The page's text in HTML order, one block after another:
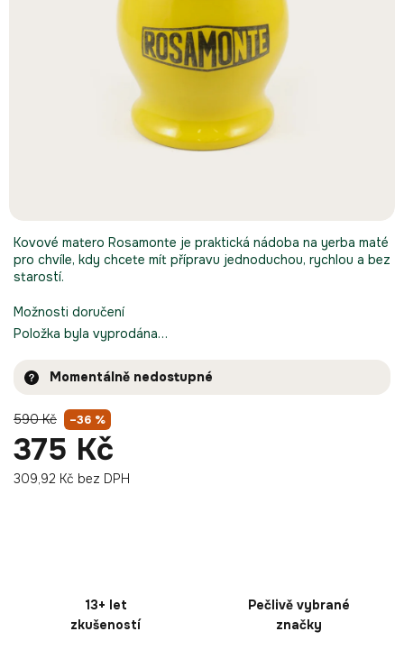
590 Kč –36 %
375 Kč
309,92 Kč bez DPH
Momentálně nedostupné
Možnosti doručení
Položka byla vyprodána…
Kovové matero Rosamonte je praktická nádoba na yerba maté
pro chvíle, kdy chcete mít přípravu jednoduchou, rychlou a bez
starostí.
13+ let
zkušeností
Pečlivě vybrané
značky